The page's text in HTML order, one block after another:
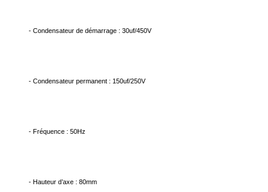
- Condensateur de démarrage : 30uf/450V
- Condensateur permanent : 150uf/250V
- Fréquence : 50Hz
- Hauteur d’axe : 80mm